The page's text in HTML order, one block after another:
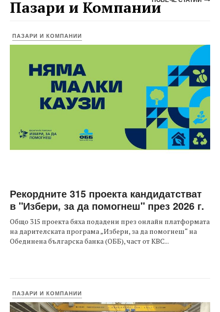
Пазари и Компании
ПАЗАРИ И КОМПАНИИ
Рекордните 315 проекта кандидатстват
в "Избери, за да помогнеш" през 2026 г.
Общо 315 проекта бяха подадени през онлайн платформата
на дарителската програма „Избери, за да помогнеш“ на
Обединена българска банка (ОББ), част от KBC...
ПАЗАРИ И КОМПАНИИ